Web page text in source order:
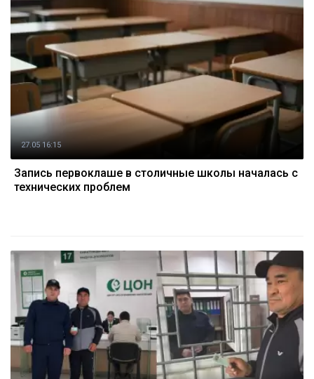
27.05 16:15
Запись первоклаше в столичные школы началась с
технических проблем